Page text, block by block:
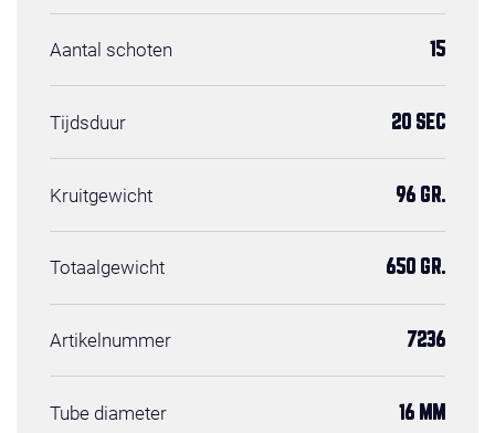
Aantal schoten 15
Tijdsduur 20 SEC
Kruitgewicht 96 GR.
Totaalgewicht 650 GR.
Artikelnummer 7236
Tube diameter 16 MM